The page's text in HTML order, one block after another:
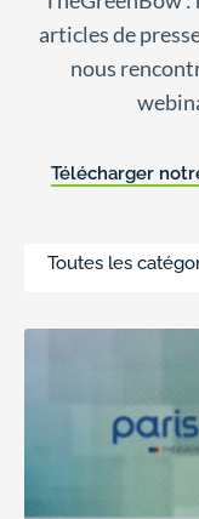
articles de
nous
Télécharger
Toutes les